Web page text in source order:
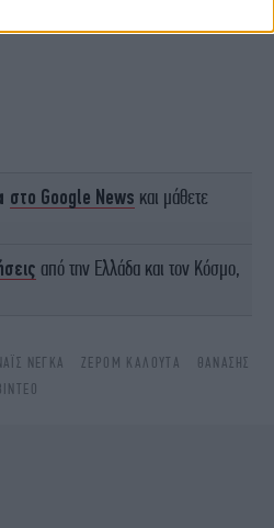
στο Google News και μάθετε
από την Ελλάδα και τον Κόσμο,
ΝΈΓΚΑ ΖΕΡΌΜ ΚΑΛΟΎΤΑ
ΘΑΝΆΣΗΣ